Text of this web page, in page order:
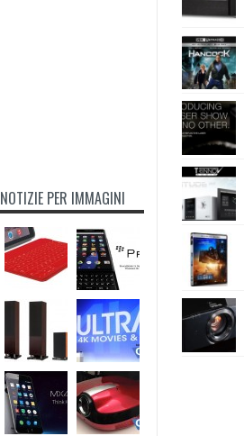
NOTIZIE PER IMMAGINI